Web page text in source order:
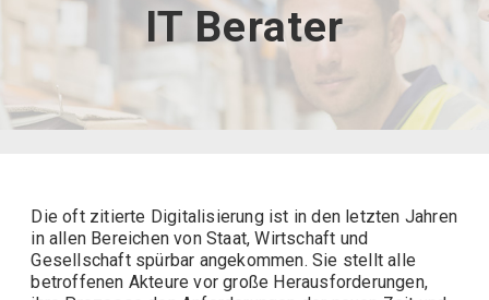
IT Berater
Die oft zitierte Digitalisierung ist in den letzten Jahren
in allen Bereichen von Staat, Wirtschaft und
Gesellschaft spürbar angekommen. Sie stellt alle
betroffenen Akteure vor große Herausforderungen,